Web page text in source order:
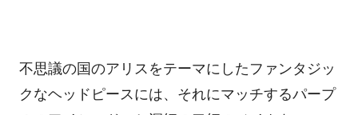
不思議の国のアリスをテーマにしたファンタジッ
クなヘッドピースには、それにマッチするパープ